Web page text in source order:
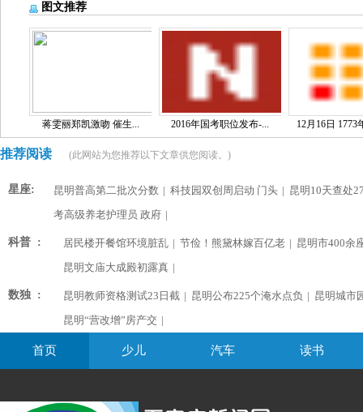
图文推荐
蒋雯丽郑凯激吻 催生... 2016年国考职位发布-... 12月16日 1773
推荐阅读 (此网站为您推荐以下文章供您阅读。)
星座: 昆明普高第二批次分数 | 科技园双创周启动 门头 | 昆明10天查处
考高级养老护理员 政府 |
科普 : 居民楼开餐馆环境脏乱 | 节俭！熊黛林嫁百亿老 | 昆明市400余
昆明文庙大成殿初露真 |
数独 : 昆明教师资格测试23日截 | 昆明公布225个淹水点负 | 昆明城市
昆明“营改增”房产交 |
首页 少儿 汽车 读书